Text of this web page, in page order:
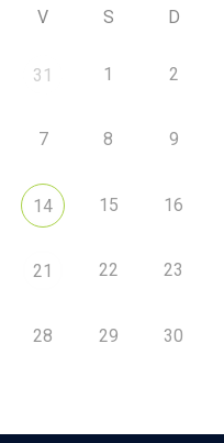
V S D
31 1 2
7 8 9
14 15 16
21 22 23
28 29 30